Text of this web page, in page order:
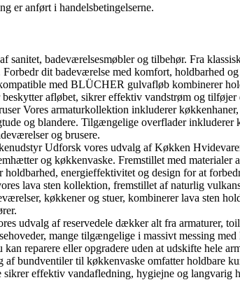
er anført i handelsbetingelserne.
badeværelsesmøbler og tilbehør. Fra
dit badeværelse med komfort, holdbarhed og
med BLÜCHER gulvafløb kombinerer
afløbet, sikrer effektiv vandstrøm og
Vores armaturkollektion inkluderer
og blandere. Tilgængelige overflader
og brusere.
Udforsk vores udvalg af Køkken
og køkkenvaske. Fremstillet med
energieffektivitet og design for at
lava sten kollektion, fremstillet af naturlig
køkkener og stuer, kombinerer lava sten
udvalg af reservedele dækker alt fra armaturer,
mange tilgængelige i massivt messing
reparere eller opgradere uden at udskifte hele
bundventiler til køkkenvaske omfatter holdbare
sikrer effektiv vandafledning, hygiejne og